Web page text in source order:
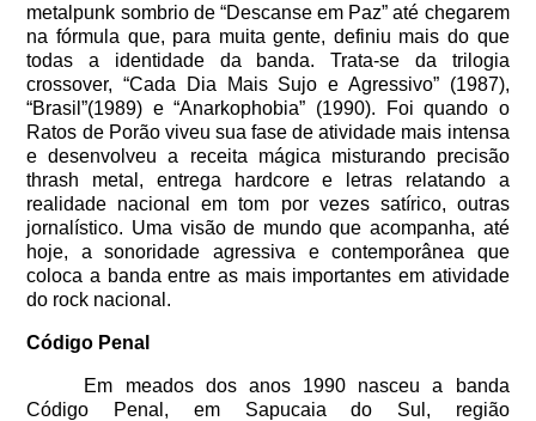
metalpunk sombrio de “Descanse em Paz” até chegarem
na fórmula que, para muita gente, definiu mais do que
todas a identidade da banda. Trata-se da trilogia
crossover, “Cada Dia Mais Sujo e Agressivo” (1987),
“Brasil”(1989) e “Anarkophobia” (1990). Foi quando o
Ratos de Porão viveu sua fase de atividade mais intensa
e desenvolveu a receita mágica misturando precisão
thrash metal, entrega hardcore e letras relatando a
realidade nacional em tom por vezes satírico, outras
jornalístico. Uma visão de mundo que acompanha, até
hoje, a sonoridade agressiva e contemporânea que
coloca a banda entre as mais importantes em atividade
do rock nacional.
Código Penal
Em meados dos anos 1990 nasceu a banda
Código Penal, em Sapucaia do Sul, região